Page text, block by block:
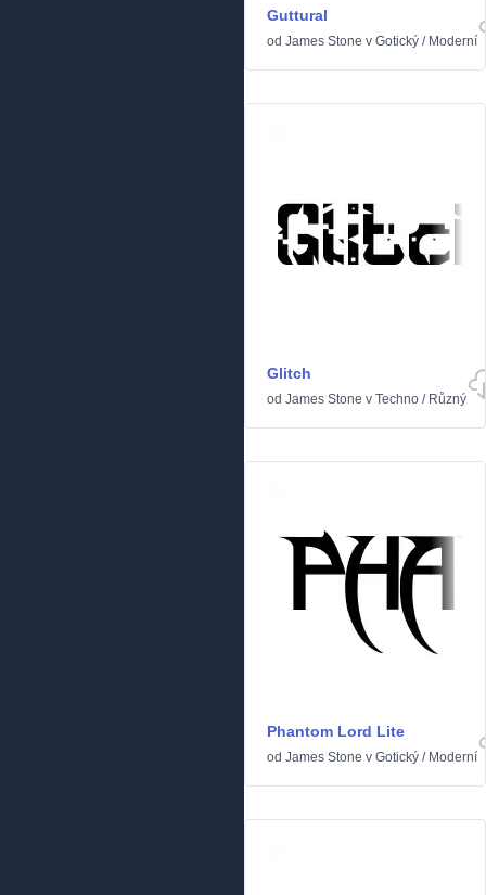
Guttural
od James Stone v Gotický / Moderní
Glitch
od James Stone v Techno / Různý
Phantom Lord Lite
od James Stone v Gotický / Moderní